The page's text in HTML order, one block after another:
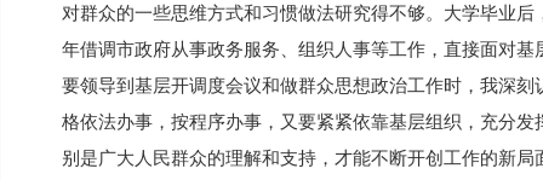
对群众的一些思维方式和习惯做法研究得不够。大学毕业
年借调市政府从事政务服务、组织人事等工作，直接面对
要领导到基层开调度会议和做群众思想政治工作时，我深
格依法办事，按程序办事，又要紧紧依靠基层组织，充分
别是广大人民群众的理解和支持，才能不断开创工作的新